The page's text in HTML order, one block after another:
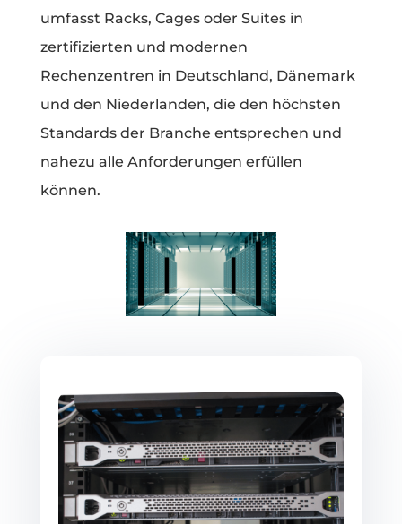
umfasst Racks, Cages oder Suites in
zertifizierten und modernen
Rechenzentren in Deutschland, Dänemark
und den Niederlanden, die den höchsten
Standards der Branche entsprechen und
nahezu alle Anforderungen erfüllen
können.